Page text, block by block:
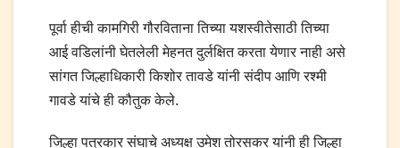
पूर्वा हीची कामगिरी गौरविताना तिच्या यशस्वीतेसाठी तिच्या
आई वडिलांनी घेतलेली मेहनत दुर्लक्षित करता येणार नाही असे
सांगत जिल्हाधिकारी किशोर तावडे यांनी संदीप आणि रश्मी
गावडे यांचे ही कौतुक केले.
जिल्हा पत्रकार संघाचे अध्यक्ष उमेश तोरसकर यांनी ही जिल्हा